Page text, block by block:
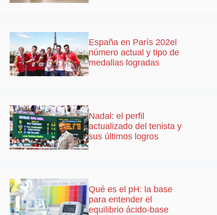
España en París 202el
número actual y tipo de
medallas logradas
Nadal: el perfil
actualizado del tenista y
sus últimos logros
Qué es el pH: la base
para entender el
equilibrio ácido-base